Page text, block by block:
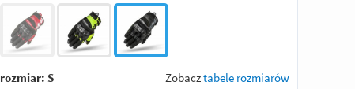
rozmiar: S Zobacztabele rozmiarów